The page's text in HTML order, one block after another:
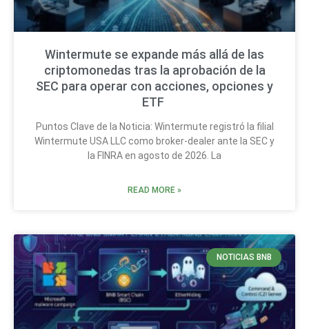
Wintermute se expande más allá de las
criptomonedas tras la aprobación de la
SEC para operar con acciones, opciones y
ETF
Puntos Clave de la Noticia: Wintermute registró la filial
Wintermute USA LLC como broker-dealer ante la SEC y
la FINRA en agosto de 2026. La
READ MORE »
NOTICIAS BNB